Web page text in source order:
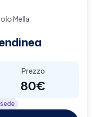
Mella
Prezzo
80€